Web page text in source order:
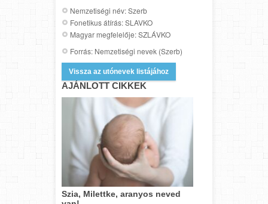
Nemzetiségi név: Szerb
Fonetikus átírás: SLAVKO
Magyar megfelelője: SZLÁVKO
Forrás: Nemzetiségi nevek (Szerb)
Vissza az utónevek listájához
AJÁNLOTT CIKKEK
Szia, Milettke, aranyos neved